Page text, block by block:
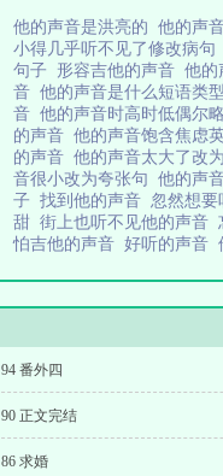
他的声音是洪亮的 他的声
小得几乎听不见了修改病句
句子 形容吉他的声音 他的
音 他的声音是什么短语类
音 他的声音时高时低偶尔
的声音 他的声音饱含焦虑
的声音 他的声音太大了改
音很小改为夸张句 他的声
子 找到他的声音 忽然想要
甜 街上也听不见他的声音
怕吉他的声音 好听的声音
94 番外四
90 正文完结
86 求婚